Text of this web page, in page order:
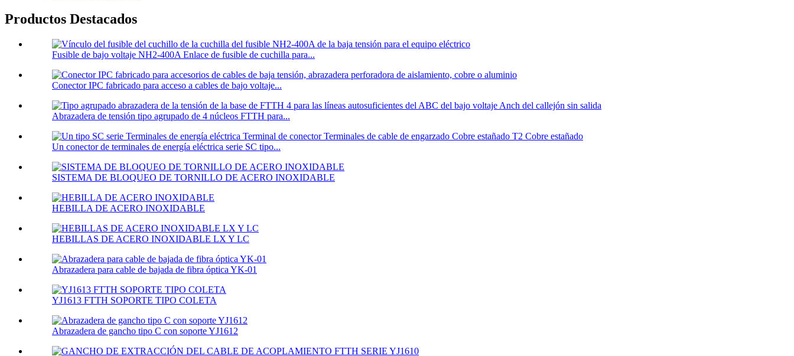
Productos Destacados
Fusible de bajo voltaje NH2-400A Enlace de fusible de cuchilla para...
Conector IPC fabricado para acceso a cables de bajo voltaje...
Abrazadera de tensión tipo agrupado de 4 núcleos FTTH para...
Un conector de terminales de energía eléctrica serie SC tipo...
SISTEMA DE BLOQUEO DE TORNILLO DE ACERO INOXIDABLE
HEBILLA DE ACERO INOXIDABLE
HEBILLAS DE ACERO INOXIDABLE LX Y LC
Abrazadera para cable de bajada de fibra óptica YK-01
YJ1613 FTTH SOPORTE TIPO COLETA
Abrazadera de gancho tipo C con soporte YJ1612